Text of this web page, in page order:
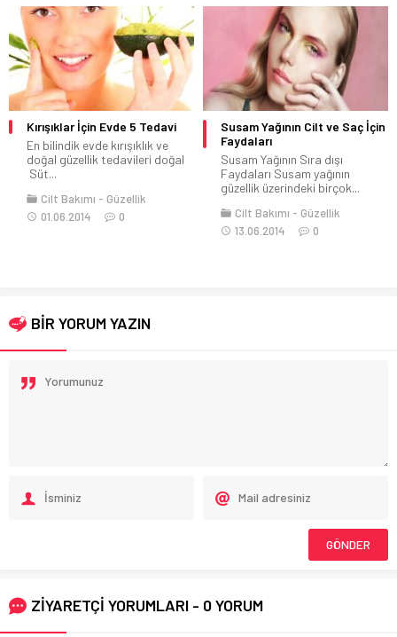
Kırışıklar İçin Evde 5 Tedavi
En bilindik evde kırışıklık ve
doğal güzellik tedavileri doğal
Süt...
Cilt Bakımı
Güzellik
01.06.2014
0
Susam Yağının Cilt ve Saç İçin
Faydaları
Susam Yağının Sıra dışı
Faydaları Susam yağının
güzellik üzerindeki birçok...
Cilt Bakımı
Güzellik
13.06.2014
0
BİR YORUM YAZIN
ZİYARETÇİ YORUMLARI - 0 YORUM